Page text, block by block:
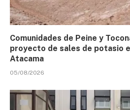
Comunidades de Peine y
proyecto de sales de potasio
Atacama
05/08/2026